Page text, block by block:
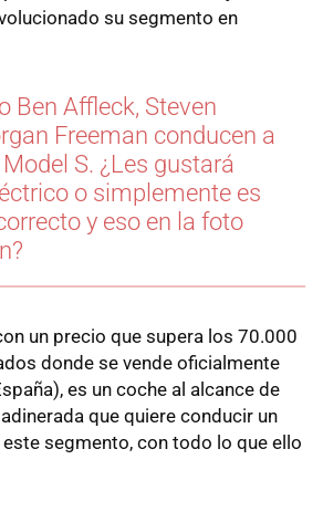
su segmento en
Ben Affleck, Steven
Freeman conducen a
S. ¿Les gustará
o simplemente es
y eso en la foto
un precio que supera los 70.000
donde se vende oficialmente
es un coche al alcance de
que quiere conducir un
segmento, con todo lo que ello